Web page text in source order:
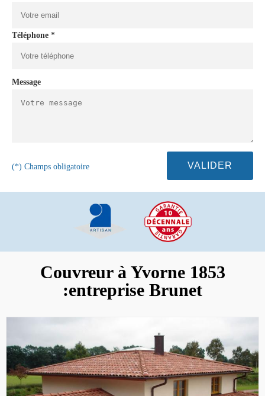
Téléphone *
Message
(*) Champs obligatoire
Couvreur à Yvorne 1853
:entreprise Brunet